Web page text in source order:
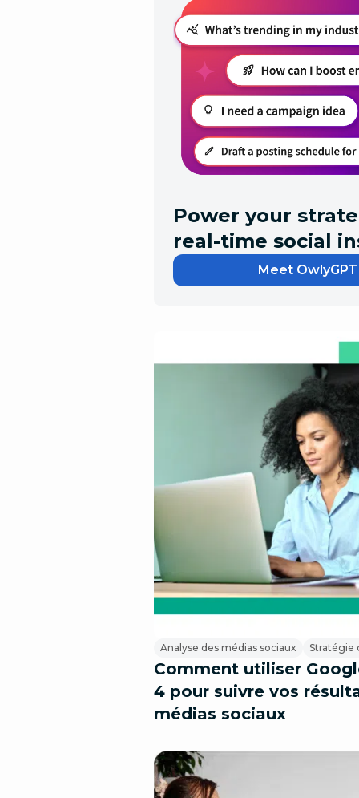
Power your
real-time social
Meet OwlyGPT
Analyse des médias sociaux Stratégie
Comment utiliser
4 pour suivre vos
médias sociaux